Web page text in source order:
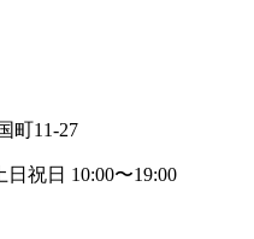
町11-27
祝日 10:00〜19:00